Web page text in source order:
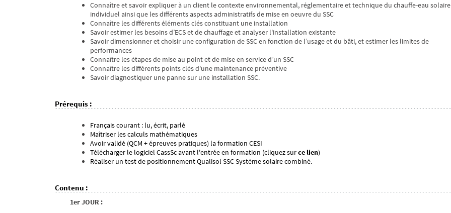
Connaître et savoir expliquer à un client le contexte environnemental, réglementaire et technique du chauffe-eau solaire
individuel ainsi que les différents aspects administratifs de mise en oeuvre du SSC
Connaître les différents éléments clés constituant une installation
Savoir estimer les besoins d’ECS et de chauffage et analyser l'installation existante
Savoir dimensionner et choisir une configuration de SSC en fonction de l’usage et du bâti, et estimer les limites de
performances
Connaître les étapes de mise au point et de mise en service d’un SSC
Connaître les différents points clés d'une maintenance préventive
Savoir diagnostiquer une panne sur une installation SSC.
Prérequis :
Français courant : lu, écrit, parlé
Maîtriser les calculs mathématiques
Avoir validé (QCM + épreuves pratiques) la formation CESI
Télécharger le logiciel CassSc avant l'entrée en formation (cliquez surce lien)
Réaliser un test de positionnement Qualisol SSC Système solaire combiné.
Contenu :
1er JOUR :